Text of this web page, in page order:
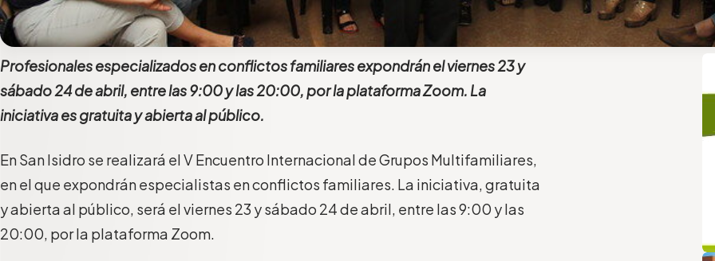
Profesionales especializados en conflictos familiares expondrán el viernes 23 y
sábado 24 de abril, entre las 9:00 y las 20:00, por la plataforma Zoom. La
iniciativa es gratuita y abierta al público.
En San Isidro se realizará el V Encuentro Internacional de Grupos Multifamiliares,
en el que expondrán especialistas en conflictos familiares. La iniciativa, gratuita
y abierta al público, será el viernes 23 y sábado 24 de abril, entre las 9:00 y las
20:00, por la plataforma Zoom.